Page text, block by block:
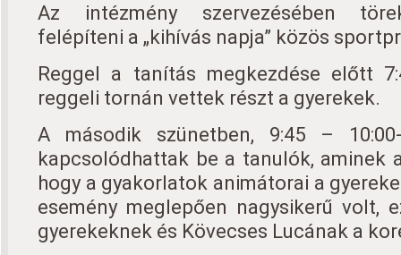
Az intézmény szervezésében
felépíteni a „kihívás napja” közös
Reggel a tanítás megkezdése előtt
reggeli tornán vettek részt a gyerekek.
A második szünetben, 9:45 –
kapcsolódhattak be a tanulók, aminek
hogy a gyakorlatok animátorai a
esemény meglepően nagysikerű volt,
gyerekeknek és Kövecses Lucának a